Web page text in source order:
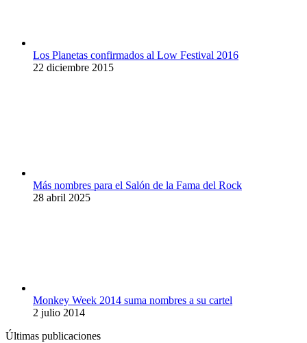
Los Planetas confirmados al Low Festival 2016
22 diciembre 2015
Más nombres para el Salón de la Fama del Rock
28 abril 2025
Monkey Week 2014 suma nombres a su cartel
2 julio 2014
Últimas publicaciones